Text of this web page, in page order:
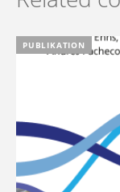
PUBLIKATION